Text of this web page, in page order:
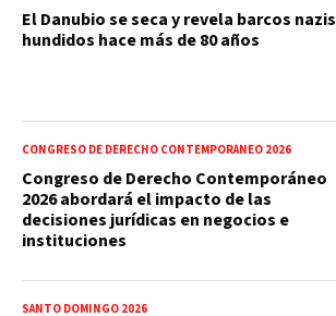
El Danubio se seca y revela barcos nazis
hundidos hace más de 80 años
CONGRESO DE DERECHO CONTEMPORÁNEO 2026
Congreso de Derecho Contemporáneo
2026 abordará el impacto de las
decisiones jurídicas en negocios e
instituciones
SANTO DOMINGO 2026